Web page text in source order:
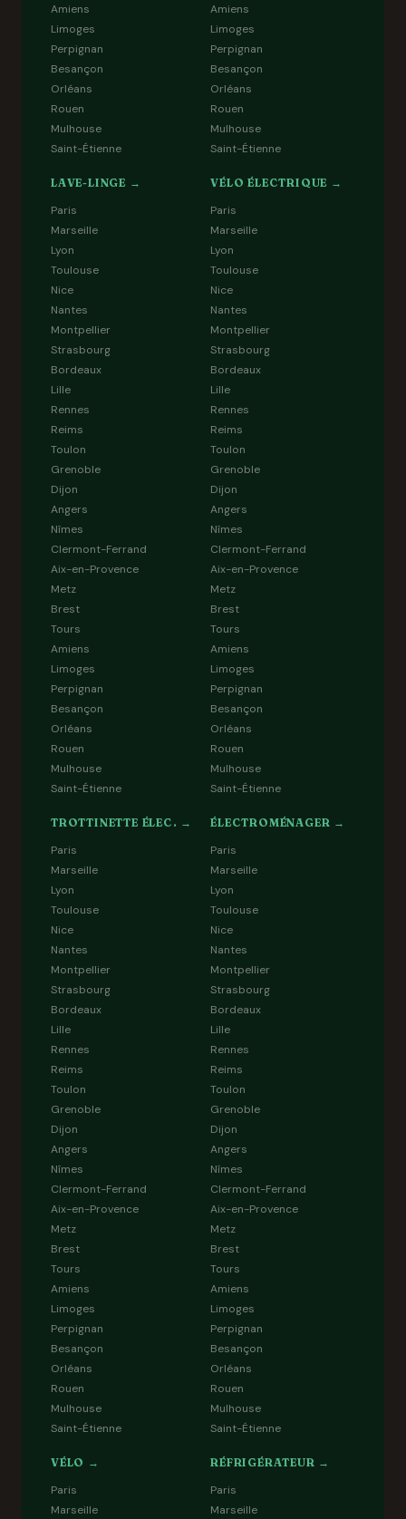
Amiens
Limoges
Perpignan
Besançon
Orléans
Rouen
Mulhouse
Saint-Étienne
Amiens
Limoges
Perpignan
Besançon
Orléans
Rouen
Mulhouse
Saint-Étienne
LAVE-LINGE →
Paris
Marseille
Lyon
Toulouse
Nice
Nantes
Montpellier
Strasbourg
Bordeaux
Lille
Rennes
Reims
Toulon
Grenoble
Dijon
Angers
Nîmes
Clermont-Ferrand
Aix-en-Provence
Metz
Brest
Tours
Amiens
Limoges
Perpignan
Besançon
Orléans
Rouen
Mulhouse
Saint-Étienne
VÉLO ÉLECTRIQUE →
Paris
Marseille
Lyon
Toulouse
Nice
Nantes
Montpellier
Strasbourg
Bordeaux
Lille
Rennes
Reims
Toulon
Grenoble
Dijon
Angers
Nîmes
Clermont-Ferrand
Aix-en-Provence
Metz
Brest
Tours
Amiens
Limoges
Perpignan
Besançon
Orléans
Rouen
Mulhouse
Saint-Étienne
TROTTINETTE ÉLEC. →
Paris
Marseille
Lyon
Toulouse
Nice
Nantes
Montpellier
Strasbourg
Bordeaux
Lille
Rennes
Reims
Toulon
Grenoble
Dijon
Angers
Nîmes
Clermont-Ferrand
Aix-en-Provence
Metz
Brest
Tours
Amiens
Limoges
Perpignan
Besançon
Orléans
Rouen
Mulhouse
Saint-Étienne
ÉLECTROMÉNAGER →
Paris
Marseille
Lyon
Toulouse
Nice
Nantes
Montpellier
Strasbourg
Bordeaux
Lille
Rennes
Reims
Toulon
Grenoble
Dijon
Angers
Nîmes
Clermont-Ferrand
Aix-en-Provence
Metz
Brest
Tours
Amiens
Limoges
Perpignan
Besançon
Orléans
Rouen
Mulhouse
Saint-Étienne
VÉLO →
Paris
Marseille
RÉFRIGÉRATEUR →
Paris
Marseille